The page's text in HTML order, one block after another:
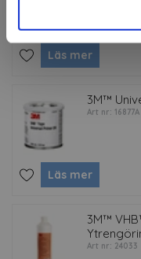
Läs mer
3M™
Art nr: 16877A
Läs mer
3M™
Art nr: 24033